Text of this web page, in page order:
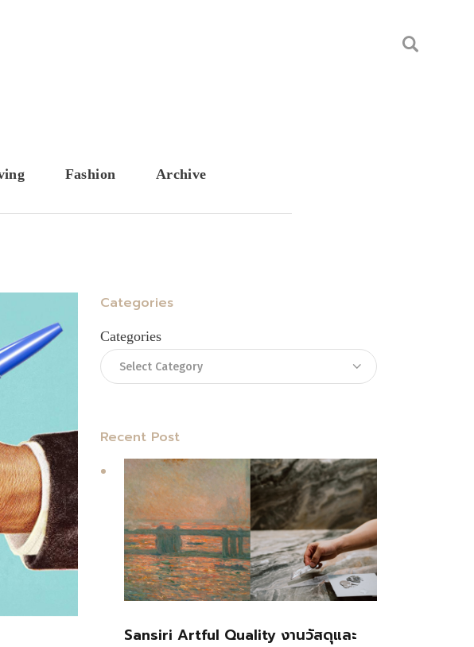
Fashion Archive
Categories
Categories
Recent Post
Sansiri Artful Quality งานวัสดุและ